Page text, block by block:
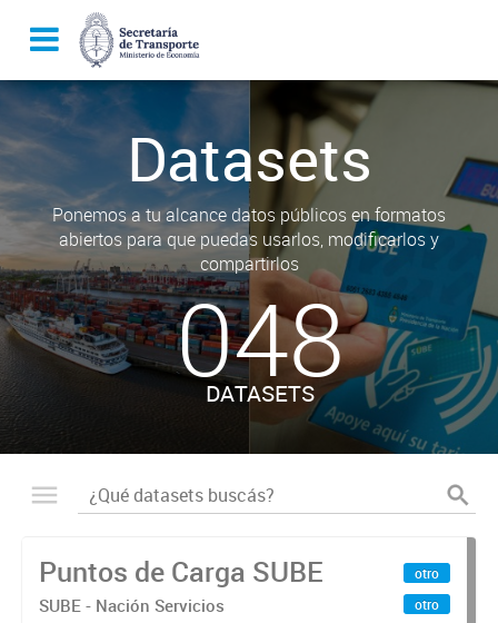
Datasets
Ponemos a tu alcance datos públicos en formatos
abiertos para que puedas usarlos, modificarlos y
compartirlos
048
DATASETS
Puntos de Carga SUBE
SUBE - Nación Servicios
otro
otro